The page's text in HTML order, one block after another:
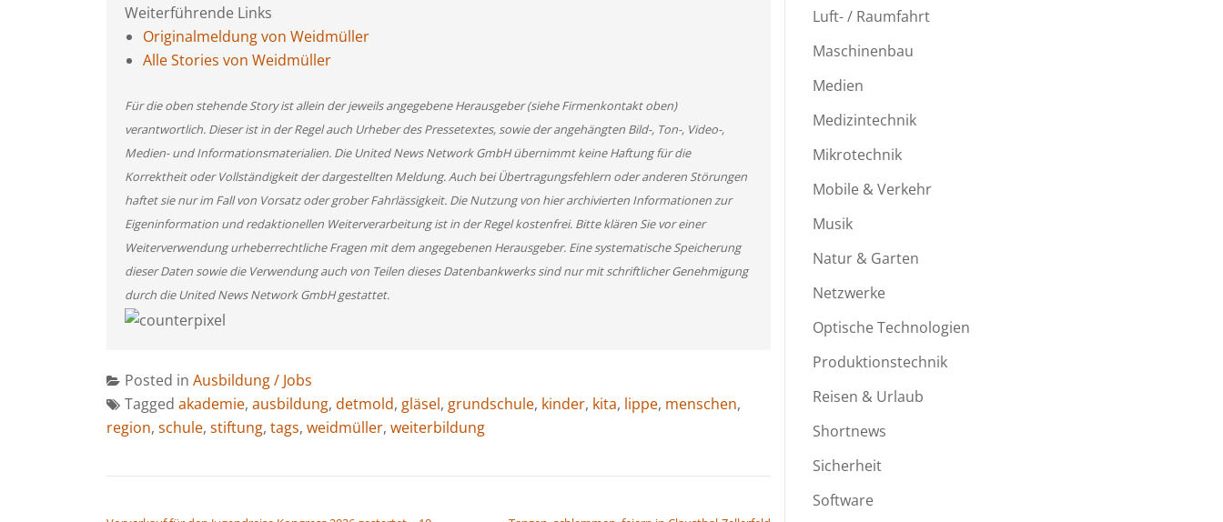
Weiterführende Links
Originalmeldung von Weidmüller
Alle Stories von Weidmüller
Für die oben stehende Story ist allein der jeweils angegebene Herausgeber (siehe Firmenkontakt oben)
verantwortlich. Dieser ist in der Regel auch Urheber des Pressetextes, sowie der angehängten Bild-, Ton-, Video-,
Medien- und Informationsmaterialien. Die United News Network GmbH übernimmt keine Haftung für die
Korrektheit oder Vollständigkeit der dargestellten Meldung. Auch bei Übertragungsfehlern oder anderen Störungen
haftet sie nur im Fall von Vorsatz oder grober Fahrlässigkeit. Die Nutzung von hier archivierten Informationen zur
Eigeninformation und redaktionellen Weiterverarbeitung ist in der Regel kostenfrei. Bitte klären Sie vor einer
Weiterverwendung urheberrechtliche Fragen mit dem angegebenen Herausgeber. Eine systematische Speicherung
dieser Daten sowie die Verwendung auch von Teilen dieses Datenbankwerks sind nur mit schriftlicher Genehmigung
durch die United News Network GmbH gestattet.
Posted in Ausbildung / Jobs
Tagged akademie, ausbildung, detmold, gläsel, grundschule, kinder, kita, lippe, menschen,
region, schule, stiftung, tags, weidmüller, weiterbildung
Luft- / Raumfahrt
Maschinenbau
Medien
Medizintechnik
Mikrotechnik
Mobile & Verkehr
Musik
Natur & Garten
Netzwerke
Optische Technologien
Produktionstechnik
Reisen & Urlaub
Shortnews
Sicherheit
Software